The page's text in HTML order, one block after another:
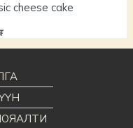
cheese cake